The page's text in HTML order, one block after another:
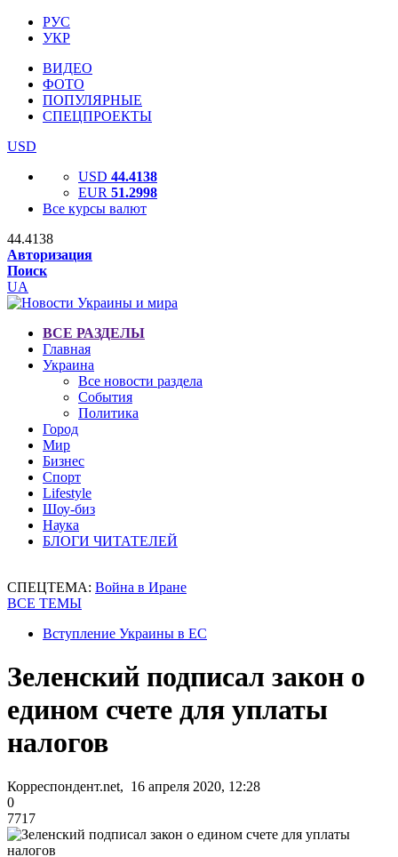
РУС
УКР
ВИДЕО
ФОТО
ПОПУЛЯРНЫЕ
СПЕЦПРОЕКТЫ
USD
USD 44.4138
EUR 51.2998
Все курсы валют
44.4138
Авторизация
Поиск
UA
ВСЕ РАЗДЕЛЫ
Главная
Украина
Все новости раздела
События
Политика
Город
Мир
Бизнес
Спорт
Lifestyle
Шоу-биз
Наука
БЛОГИ ЧИТАТЕЛЕЙ
СПЕЦТЕМА: Война в Иране
ВСЕ ТЕМЫ
Вступление Украины в ЕС
Зеленский подписал закон о
едином счете для уплаты
налогов
Корреспондент.net, 16 апреля 2020, 12:28
0
7717